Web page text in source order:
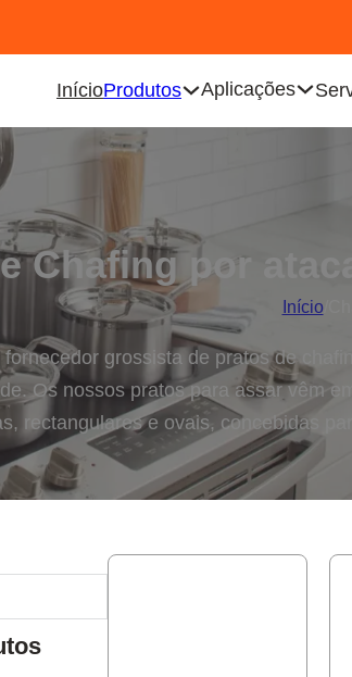
InícioProdutos Aplicações
Chafing por
Início
grossista de pratos de
Os nossos pratos para assar vêm
rectangulares e ovais, concebidas